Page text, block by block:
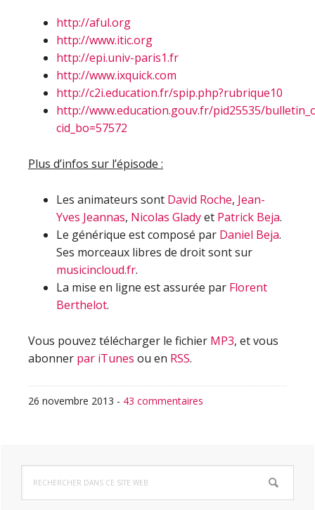
http://aful.org
http://www.itic.org
http://epi.univ-paris1.fr
http://www.ixquick.com
http://c2i.education.fr/spip.php?rubrique10
http://www.education.gouv.fr/pid25535/
cid_bo=57572
Plus d’infos sur l’épisode :
Les animateurs sont David Roche, Jean-
Yves Jeannas, Nicolas Gladyet Patrick Beja.
Le générique est composé par Daniel Beja.
Ses morceaux libres de droit sont sur
musicincloud.fr.
La mise en ligne est assurée par Florent
Berthelot.
Vous pouvez télécharger le fichier MP3, et vous
abonner par iTunes ou en RSS.
26 novembre 2013 - 43 commentaires
Barre
latérale
dans
ce